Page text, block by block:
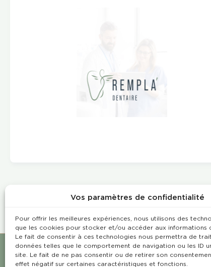
Vos paramètres de confidentialité
Pour offrir les meilleures expériences, nous utilisons des
que les cookies pour stocker et/ou accéder aux informations
Le fait de consentir à ces technologies nous permettra de
données telles que le comportement de navigation ou les ID
site. Le fait de ne pas consentir ou de retirer son
effet négatif sur certaines caractéristiques et fonctions.